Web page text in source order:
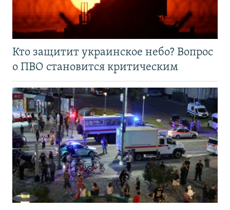
Кто защитит украинское небо? Вопрос
о ПВО становится критическим